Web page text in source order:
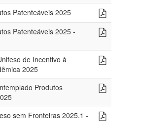
Patenteáveis 2025
Patenteáveis 2025 -
de Incentivo à
2025
Produtos
sem Fronteiras 2025.1 -